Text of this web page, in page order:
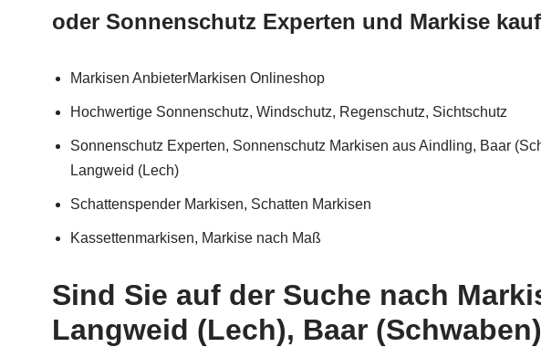
oder Sonnenschutz Experten und Markise
Markisen AnbieterMarkisen Onlineshop
Hochwertige Sonnenschutz, Windschutz, Regenschutz, Sichtschutz
Sonnenschutz Experten, Sonnenschutz Markisen aus Aindling, Baar
Langweid (Lech)
Schattenspender Markisen, Schatten Markisen
Kassettenmarkisen, Markise nach Maß
Sind Sie auf der Suche nach
Langweid (Lech), Baar